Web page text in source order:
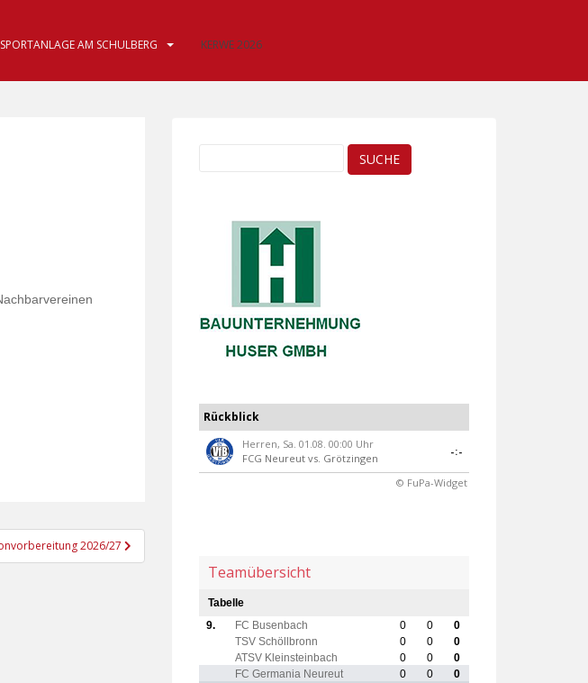
SPORTANLAGE AM SCHULBERG KERWE 2026
2026/27
Rückblick
Herren, Sa. 01.08. 00:00 Uhr
FCG Neureut vs. Grötzingen
-:-
© FuPa-Widget
Teamübersicht
Tabelle
9.
FC Busenbach 0 0
0
TSV Schöllbronn
0 0
0
ATSV Kleinsteinbach
0 0
0
FC Germania Neureut
0 0
0